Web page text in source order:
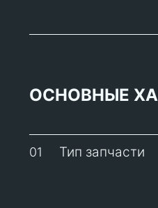
ОСНОВНЫЕ
01 Тип запчасти